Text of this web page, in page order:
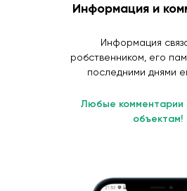
Информация и
Информация
робственником, его
последними днями
Любые комментарии
объектам!